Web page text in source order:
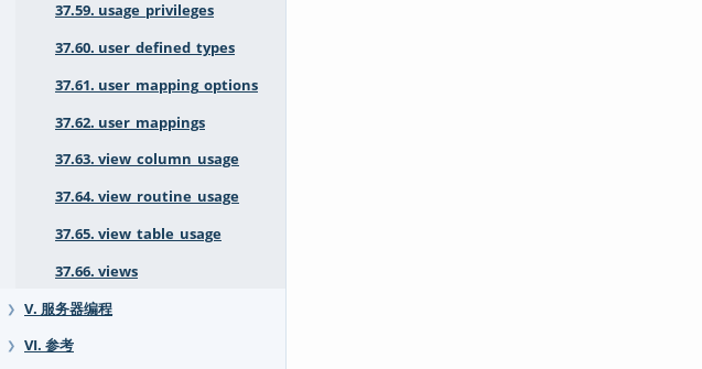
37.59. usage_privileges
37.60. user_defined_types
37.61. user_mapping_options
37.62. user_mappings
37.63. view_column_usage
37.64. view_routine_usage
37.65. view_table_usage
37.66. views
❯ V. 服务器编程
❯ VI. 参考